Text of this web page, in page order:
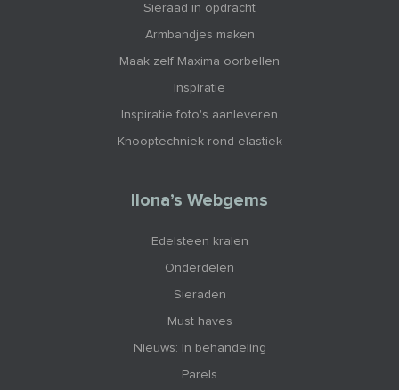
Sieraad in opdracht
Armbandjes maken
Maak zelf Maxima oorbellen
Inspiratie
Inspiratie foto's aanleveren
Knooptechniek rond elastiek
Ilona’s Webgems
Edelsteen kralen
Onderdelen
Sieraden
Must haves
Nieuws: In behandeling
Parels